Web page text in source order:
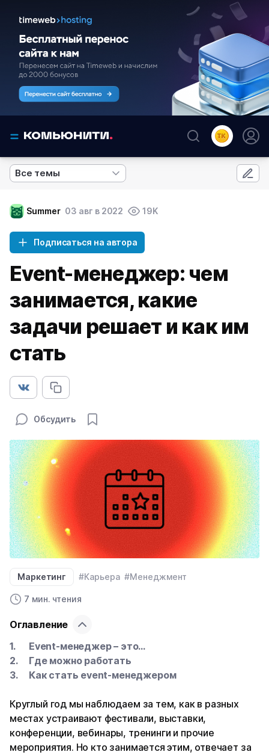
Все темы
Summer 03 авг в 2022 19K
Подписаться на автора
Event-менеджер: чем
занимается, какие
задачи решает и как им
стать
Обсудить
Маркетинг #Карьера #Менеджмент
7 мин. чтения
Оглавление
Event-менеджер – это…
Где можно работать
Как стать event-менеджером
Круглый год мы наблюдаем за тем, как в разных
местах устраивают фестивали, выставки,
конференции, вебинары, тренинги и прочие
мероприятия. Но кто занимается этим, отвечает за